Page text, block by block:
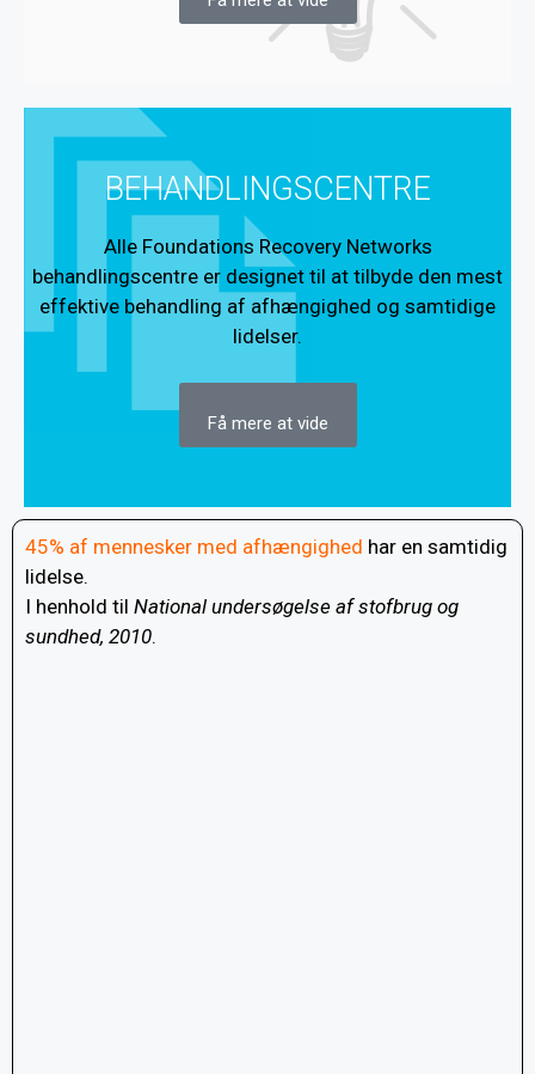
BEHANDLINGSCENTRE
Alle Foundations Recovery Networks
behandlingscentre er designet til at tilbyde den mest
effektive behandling af afhængighed og samtidige
lidelser.
Få mere at vide
45% af mennesker med afhængighed har en samtidig
lidelse.
I henhold til National undersøgelse af stofbrug og
sundhed, 2010.